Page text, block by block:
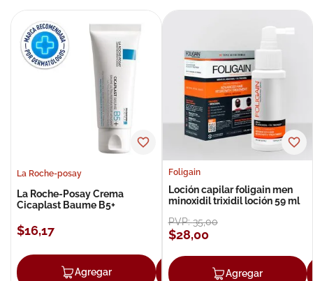
La Roche-posay
La Roche-Posay Crema
Cicaplast Baume B5+
$16,17
Agregar Agregar
Foligain
Loción capilar foligain men
minoxidil trixidil loción 59 ml
PVP:35,00
$28,00
Agregar